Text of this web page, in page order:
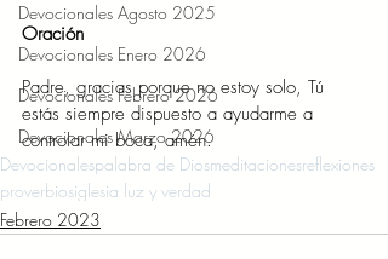
Devocionales Agosto 2025
Devocionales Enero 2026
Devocionales Febrero 2026
Devocionales Marzo 2026
Oración
Padre, gracias porque no estoy solo, Tú
estás siempre dispuesto a ayudarme a
controlar mi boca, amén.
Devocionalespalabra de Diosmeditacionesreflexiones
proverbiosiglesia luz y verdad
Febrero 2023